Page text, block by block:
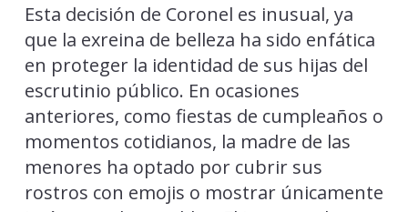
Esta decisión de Coronel es inusual, ya
que la exreina de belleza ha sido enfática
en proteger la identidad de sus hijas del
escrutinio público. En ocasiones
anteriores, como fiestas de cumpleaños o
momentos cotidianos, la madre de las
menores ha optado por cubrir sus
rostros con emojis o mostrar únicamente